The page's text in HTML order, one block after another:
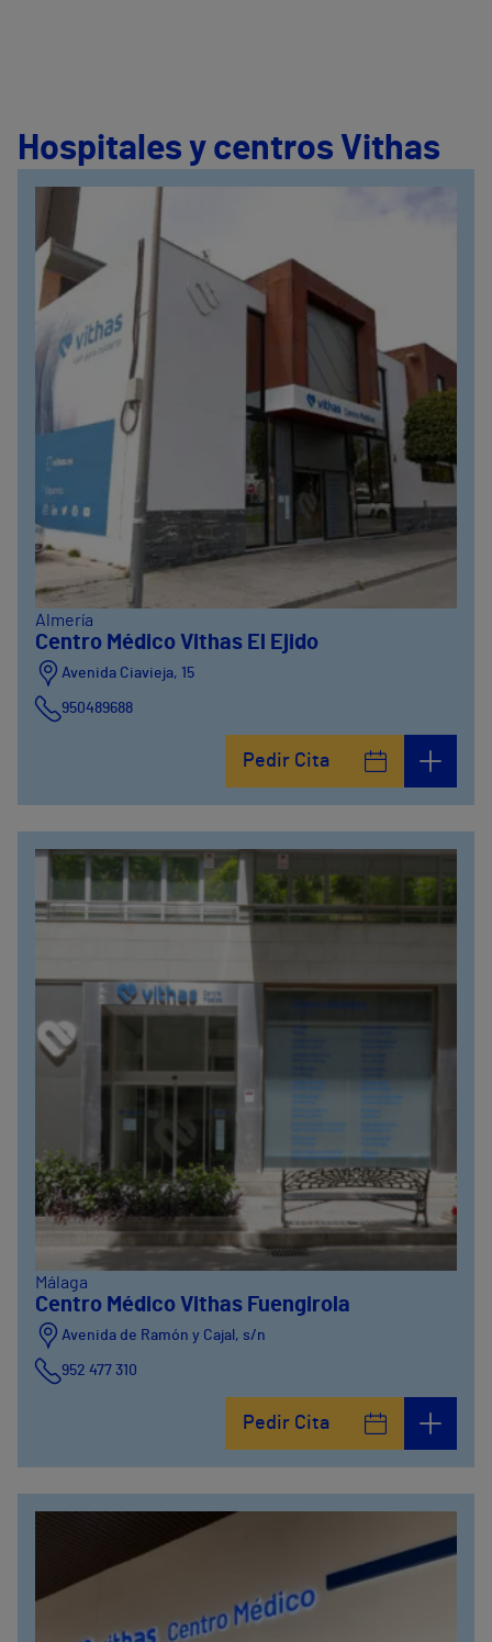
Hospitales y centros Vithas
Almería
Centro Médico Vithas El Ejido
Avenida Ciavieja, 15
950489688
Pedir Cita
Málaga
Centro Médico Vithas Fuengirola
Avenida de Ramón y Cajal, s/n
952 477 310
Pedir Cita